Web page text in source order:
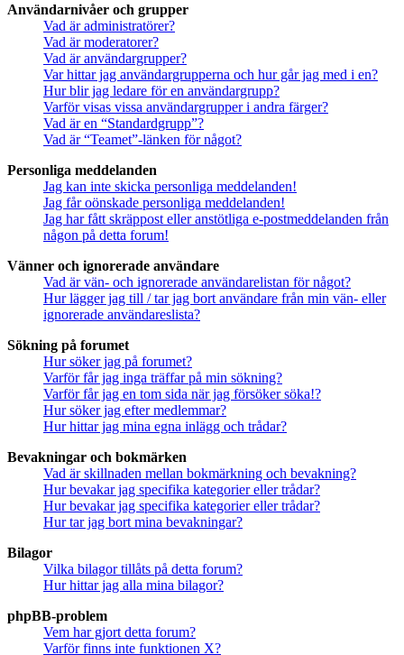
Användarnivåer och grupper
Vad är administratörer?
Vad är moderatorer?
Vad är användargrupper?
Var hittar jag användargrupperna och hur går jag med i en?
Hur blir jag ledare för en användargrupp?
Varför visas vissa användargrupper i andra färger?
Vad är en “Standardgrupp”?
Vad är “Teamet”-länken för något?
Personliga meddelanden
Jag kan inte skicka personliga meddelanden!
Jag får oönskade personliga meddelanden!
Jag har fått skräppost eller anstötliga e-postmeddelanden från
någon på detta forum!
Vänner och ignorerade användare
Vad är vän- och ignorerade användarelistan för något?
Hur lägger jag till / tar jag bort användare från min vän- eller
ignorerade användareslista?
Sökning på forumet
Hur söker jag på forumet?
Varför får jag inga träffar på min sökning?
Varför får jag en tom sida när jag försöker söka!?
Hur söker jag efter medlemmar?
Hur hittar jag mina egna inlägg och trådar?
Bevakningar och bokmärken
Vad är skillnaden mellan bokmärkning och bevakning?
Hur bevakar jag specifika kategorier eller trådar?
Hur bevakar jag specifika kategorier eller trådar?
Hur tar jag bort mina bevakningar?
Bilagor
Vilka bilagor tillåts på detta forum?
Hur hittar jag alla mina bilagor?
phpBB-problem
Vem har gjort detta forum?
Varför finns inte funktionen X?